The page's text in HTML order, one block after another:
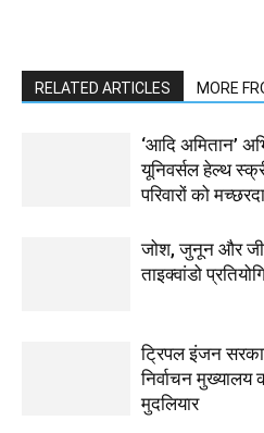
RELATED ARTICLES MORE
‘आदि अमितान’
यूनिवर्सल हेल्थ
परिवारों को
जोश, जुनून और
ताइक्वांडो
ट्रिपल इंजन
निर्वाचन
मुदलियार